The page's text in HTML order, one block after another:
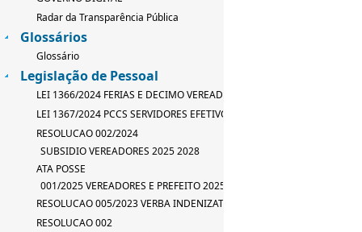
Radar da Transparência Pública
Glossários
Glossário
Legislação de Pessoal
LEI 1366/2024 FERIAS E DECIMO VEREADOR
LEI 1367/2024 PCCS SERVIDORES EFETIVOS
RESOLUCAO 002/2024
SUBSIDIO VEREADORES 2025 2028
ATA POSSE
001/2025 VEREADORES E PREFEITO 2025 2028
RESOLUCAO 005/2023 VERBA INDENIZATORIA
RESOLUCAO 002